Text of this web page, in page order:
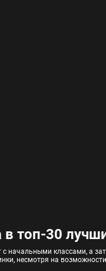
топ-30
начальными классами, а
несмотря на